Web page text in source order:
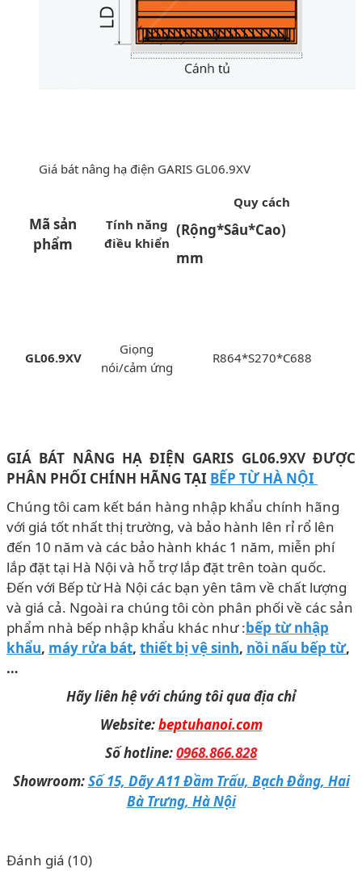
Giá bát nâng hạ điện GARIS GL06.9XV
Mã sản
phẩm
Tính năng
điều khiển
Quy cách
(Rộng*Sâu*Cao)
mm
GL06.9XV
Giọng
nói/cảm ứng
R864*S270*C688
GIÁ BÁT NÂNG HẠ ĐIỆN GARIS GL06.9XV ĐƯỢC
PHÂN PHỐI CHÍNH HÃNG TẠI BẾP TỪ HÀ NỘI
Chúng tôi cam kết bán hàng nhập khẩu chính hãng
với giá tốt nhất thị trường, và bảo hành lên rỉ rổ lên
đến 10 năm và các bảo hành khác 1 năm, miễn phí
lắp đặt tại Hà Nội và hỗ trợ lắp đặt trên toàn quốc.
Đến với Bếp từ Hà Nội các bạn yên tâm về chất lượng
và giá cả. Ngoài ra chúng tôi còn phân phối về các sản
phẩm nhà bếp nhập khẩu khác như :bếp từ nhập
khẩu, máy rửa bát, thiết bị vệ sinh, nồi nấu bếp từ,
…
Hãy liên hệ với chúng tôi qua địa chỉ
Website:beptuhanoi.com
Số hotline:0968.866.828
Showroom:Số 15, Dãy A11 Đầm Trấu, Bạch Đằng, Hai
Bà Trưng, Hà Nội
Đánh giá (10)